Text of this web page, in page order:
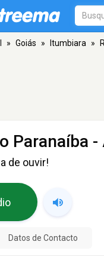
» Goiás » Itumbiara »
Paranaíba -
de ouvir!
Datos de Contacto